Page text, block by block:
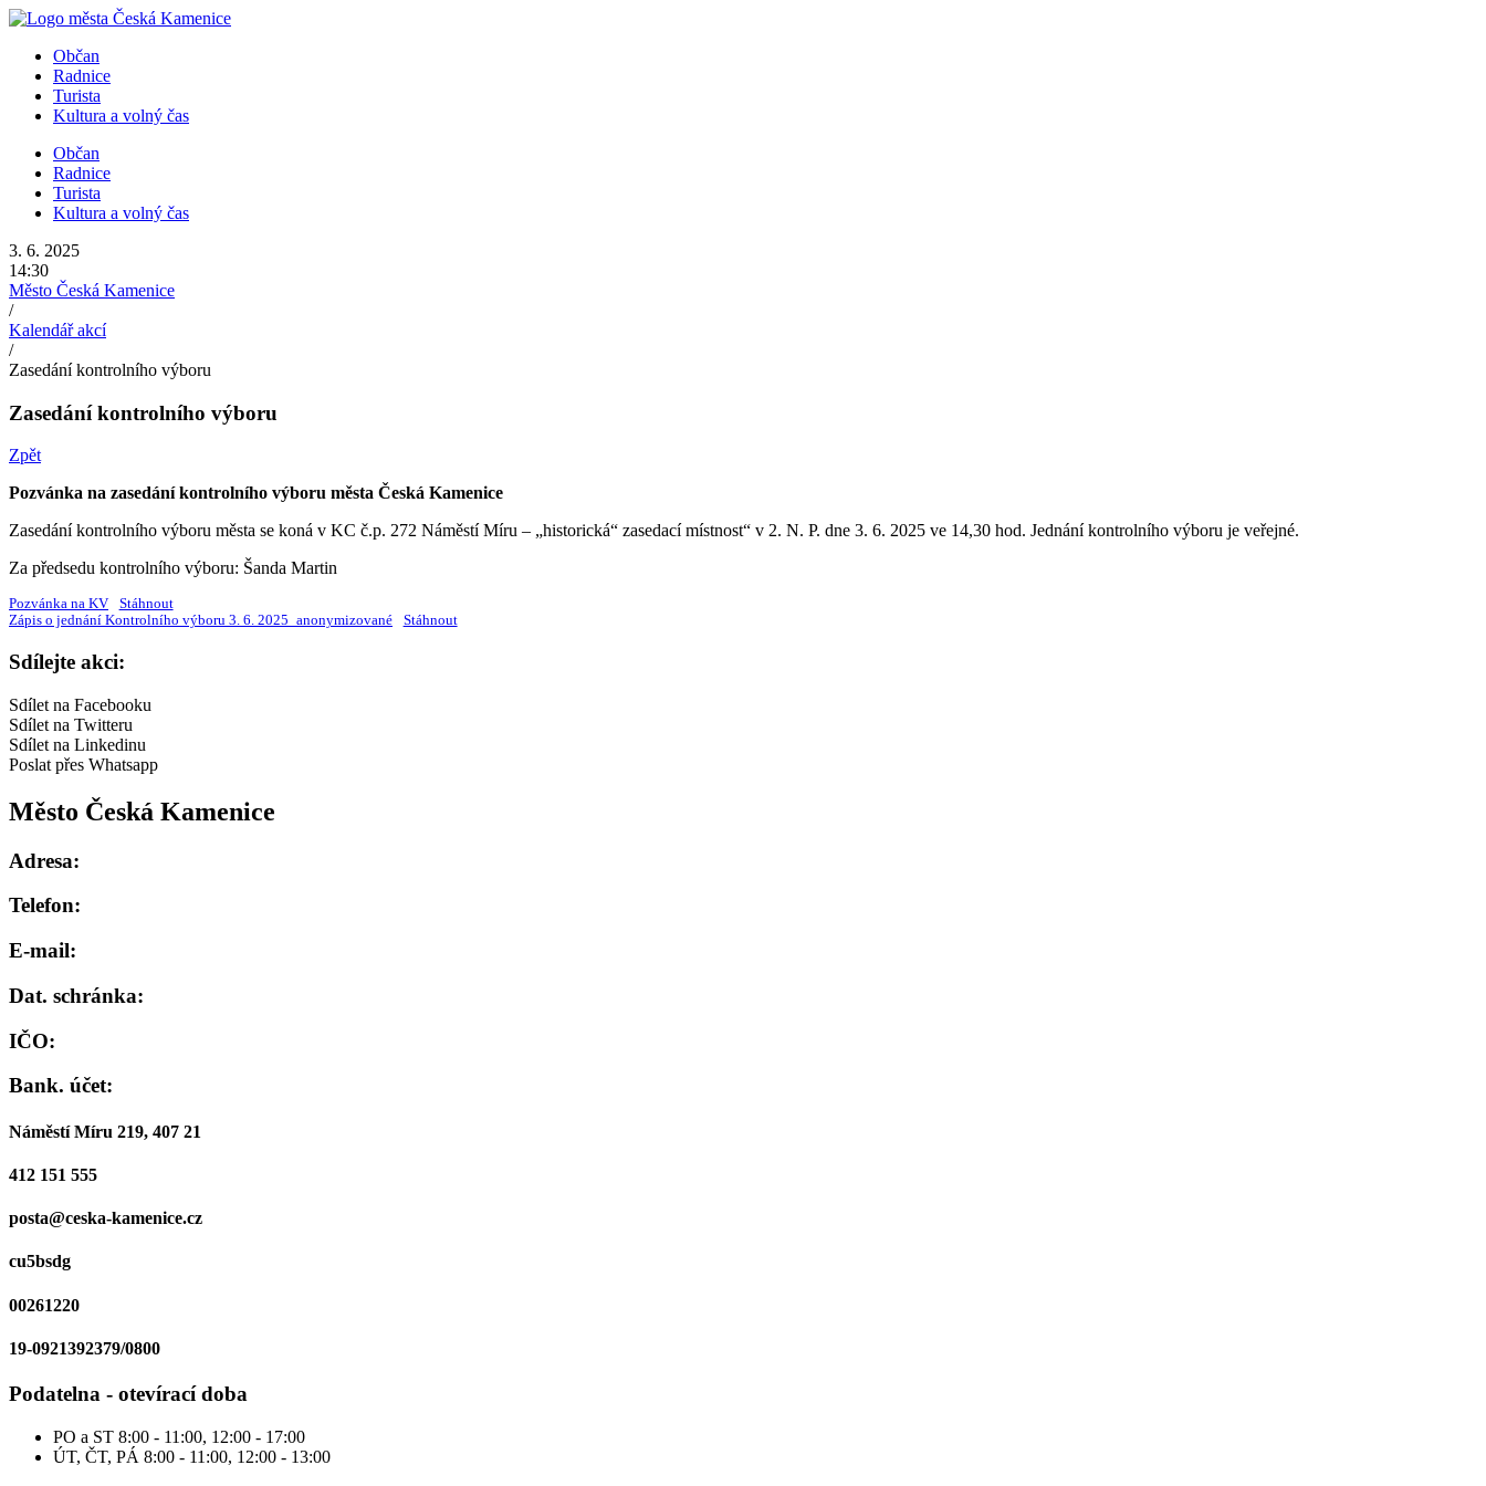
Přejít
obsahuObčan
Radnice
Turista
Kultura a volný čas
Občan
Radnice
Turista
Kultura a volný čas
3. 6. 2025
14:30
Město Česká Kamenice
/
Kalendář akcí
/
Zasedání kontrolního výboru
Zasedání kontrolního výboru
Zpět
Pozvánka na zasedání kontrolního výboru města Česká Kamenice
Zasedání kontrolního výboru města se koná v KC č.p. 272 Náměstí Míru – „historická“ zasedací místnost“ v 2. N. P. dne 3. 6. 2025 ve 14,30 hod. Jednání kontrolního výboru je veřejné.
Za předsedu kontrolního výboru: Šanda Martin
Pozvánka na KV
Stáhnout
Zápis o jednání Kontrolního výboru 3. 6. 2025_anonymizované
Stáhnout
Sdílejte akci:
Sdílet na Facebooku
Sdílet na Twitteru
Sdílet na Linkedinu
Poslat přes Whatsapp
Město Česká Kamenice
Adresa:
Telefon:
E-mail:
Dat. schránka:
IČO:
Bank. účet:
Náměstí Míru 219, 407 21
412 151 555
posta@ceska-kamenice.cz
cu5bsdg
00261220
19-0921392379/0800
Podatelna - otevírací doba
PO a ST 8:00 - 11:00, 12:00 - 17:00
ÚT, ČT, PÁ 8:00 - 11:00, 12:00 - 13:00